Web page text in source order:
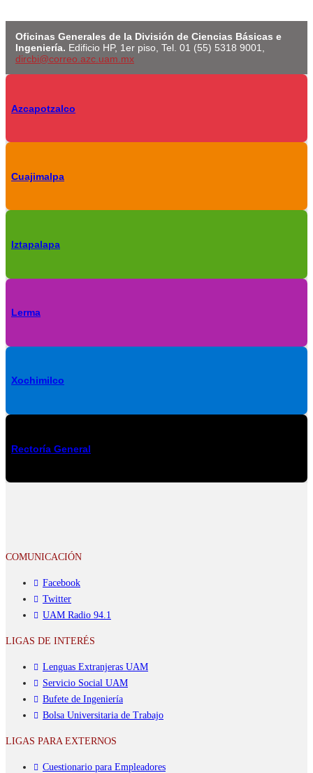
Oficinas Generales de la División de Ciencias Básicas e
Ingeniería. Edificio HP, 1er piso, Tel. 01 (55) 5318 9001,
dircbi@correo.azc.uam.mx
Azcapotzalco
Cuajimalpa
Iztapalapa
Lerma
Xochimilco
Rectoría General
COMUNICACIÓN
Facebook
Twitter
UAM Radio 94.1
LIGAS DE INTERÉS
Lenguas Extranjeras UAM
Servicio Social UAM
Bufete de Ingeniería
Bolsa Universitaria de Trabajo
LIGAS PARA EXTERNOS
Cuestionario para Empleadores